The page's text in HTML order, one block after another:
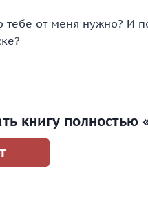
тебе от меня нужно? И
книгу полностью